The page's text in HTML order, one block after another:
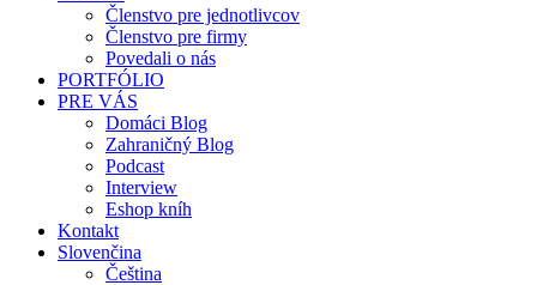
Členstvo pre jednotlivcov
Členstvo pre firmy
Povedali o nás
PORTFÓLIO
PRE VÁS
Domáci Blog
Zahraničný Blog
Podcast
Interview
Eshop kníh
Kontakt
Slovenčina
Čeština